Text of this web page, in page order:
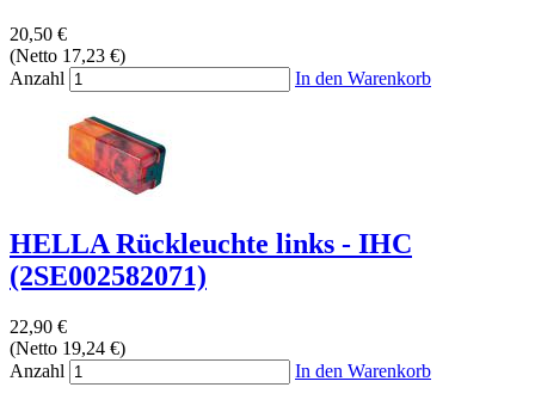
20,50 €
(Netto 17,23 €)
Anzahl
In den Warenkorb
HELLA Rückleuchte links - IHC
(2SE002582071)
22,90 €
(Netto 19,24 €)
Anzahl
In den Warenkorb